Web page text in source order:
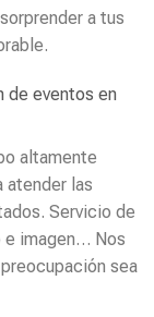
a tus
de eventos en
altamente
atender las
Servicio de
imagen… Nos
sea